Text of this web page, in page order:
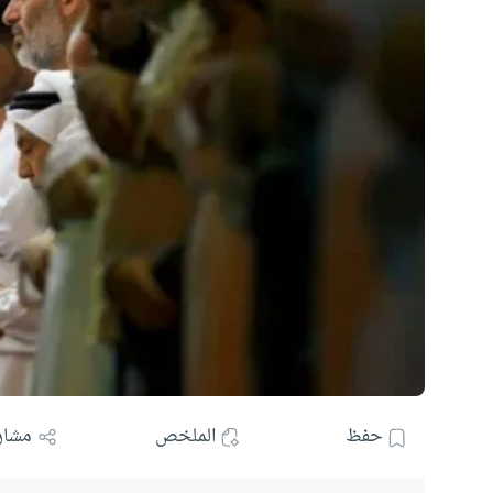
حفظ الملخص